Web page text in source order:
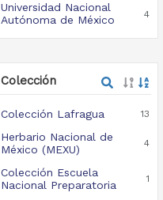
Universidad Nacional
Autónoma de México
4
Colección
Colección Lafragua 13
Herbario Nacional de
México (MEXU)
4
Colección Escuela
Nacional Preparatoria
1